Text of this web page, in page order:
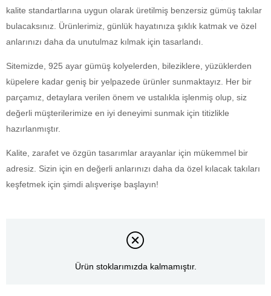
kalite standartlarına uygun olarak üretilmiş benzersiz gümüş takılar
bulacaksınız. Ürünlerimiz, günlük hayatınıza şıklık katmak ve özel
anlarınızı daha da unutulmaz kılmak için tasarlandı.
Sitemizde, 925 ayar gümüş kolyelerden, bileziklere, yüzüklerden
küpelere kadar geniş bir yelpazede ürünler sunmaktayız. Her bir
parçamız, detaylara verilen önem ve ustalıkla işlenmiş olup, siz
değerli müşterilerimize en iyi deneyimi sunmak için titizlikle
hazırlanmıştır.
Kalite, zarafet ve özgün tasarımlar arayanlar için mükemmel bir
adresiz. Sizin için en değerli anlarınızı daha da özel kılacak takıları
keşfetmek için şimdi alışverişe başlayın!
Ürün stoklarımızda kalmamıştır.